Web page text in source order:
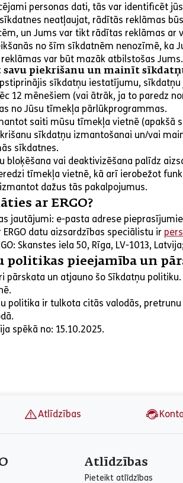
personas dati, tās var identificēt
neatļaujat, rādītās reklāmas
un Jums var tikt rādītas reklāmas ar
no šīm sīkdatnēm nenozīmē, ka
var būt mazāk atbilstošas Jums.
savu piekrišanu un mainīt
sīkdatņu iestatījumu,
12 mēnešiem (vai ātrāk, ja to paredz
no Jūsu tīmekļa pārlūkprogrammas.
saiti mūsu tīmekļa vietnē (apakšā
sīkdatņu izmantošanai un/vai
sīkdatnes.
bloķēšana vai deaktivizēšana palīdz
tīmekļa vietnē, kā arī ierobežot
dažus tās pakalpojumus.
ar ERGO?
jautājumi: e-pasta adrese
ERGO datu aizsardzības speciālistu ir
Skanstes iela 50, Rīga, LV-1013,
politikas pieejamība un
pārskata un atjauno šo Sīkdatņu
politika ir tulkota citās valodās,
spēkā no: 15.10.2025.
Atlīdzības
Atlīdzības
Pieteikt atlīdzības